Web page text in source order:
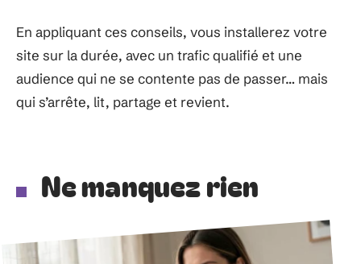
En appliquant ces conseils, vous installerez votre
site sur la durée, avec un trafic qualifié et une
audience qui ne se contente pas de passer… mais
qui s’arrête, lit, partage et revient.
Ne manquez rien